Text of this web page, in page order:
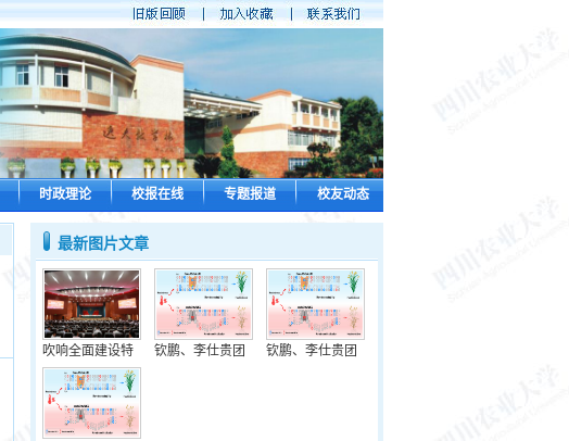
时政理论 校报在线 专题报道 校友动态
最新图片文章
吹响全面建设特 钦鹏、李仕贵团 钦鹏、李仕贵团